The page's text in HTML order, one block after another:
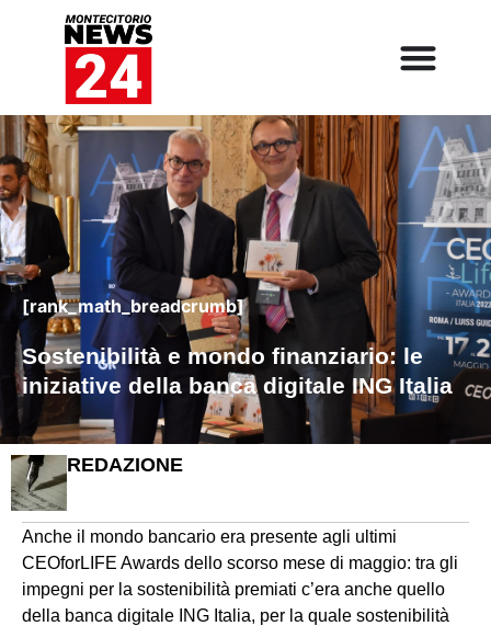
[rank_math_breadcrumb]
Sostenibilità e mondo finanziario: le
iniziative della banca digitale ING Italia
REDAZIONE
Anche il mondo bancario era presente agli ultimi
CEOforLIFE Awards dello scorso mese di maggio: tra gli
impegni per la sostenibilità premiati c’era anche quello
della banca digitale ING Italia, per la quale sostenibilità